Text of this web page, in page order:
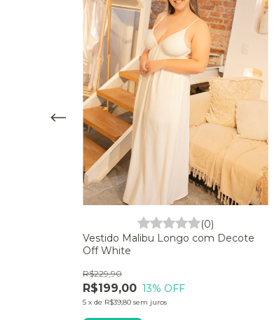
(0)
Vestido Malibu Longo com Decote
Off White
R$199,00
R$229,90
13% OFF
5 x de R$39,80 sem juros